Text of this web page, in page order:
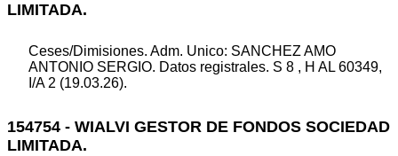
LIMITADA.
Ceses/Dimisiones. Adm. Unico: SANCHEZ AMO
ANTONIO SERGIO. Datos registrales. S 8 , H AL 60349,
I/A 2 (19.03.26).
154754 - WIALVI GESTOR DE FONDOS SOCIEDAD
LIMITADA.